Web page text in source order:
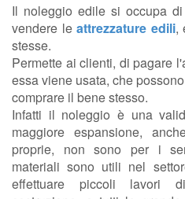
Il noleggio edile si occupa
vendere le attrezzature edili,
stesse.
Permette ai clienti, di pagare
essa viene usata, che
comprare il bene stesso.
Infatti il noleggio è una
maggiore espansione,
proprie, non sono per i
materiali sono utili nel
effettuare piccoli lavori